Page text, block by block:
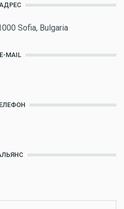
Sofia, Bulgaria
E-MAIL